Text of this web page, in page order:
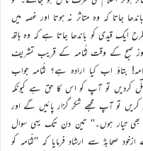
جاتا کہ وہ متاثر نہ ہوتا اور غصہ میں
ایک قیدی کو باندھا جاتا ہے کہ وہ ہاتھ
صبح کے وقت ثُمَامہ کے قریب تشریف
بتاؤ اب کیا ارادہ ہے؟ ثُمَامہ جواب
کردیں تو آپ کو اس کا حق ہے کیونکہ
تو آپ مجھے شکر گزار پائیں گے اور
بھی تیار ہوں۔’’ تین دن تک یہی سوال
سے ارشاد فرمایا کہ ‘‘ثُمامہ کو